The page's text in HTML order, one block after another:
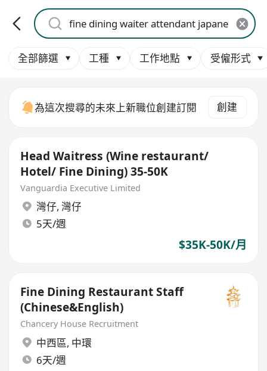
全部篩選 工種 工作地點 受僱形式
為這次搜尋的未來上新職位創建訂閱 創建
Head Waitress (Wine restaurant/
Hotel/ Fine Dining) 35-50K
Vanguardia Executive Limited
灣仔, 灣仔
5天/週
$35K-50K/月
Fine Dining Restaurant Staff
(Chinese&English)
Chancery House Recruitment
中西區, 中環
6天/週